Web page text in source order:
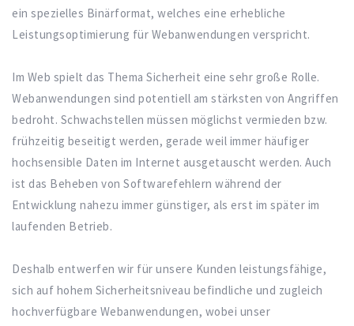
ein spezielles Binärformat, welches eine erhebliche
Leistungsoptimierung für Webanwendungen verspricht.
Im Web spielt das Thema Sicherheit eine sehr große Rolle.
Webanwendungen sind potentiell am stärksten von Angriffen
bedroht. Schwachstellen müssen möglichst vermieden bzw.
frühzeitig beseitigt werden, gerade weil immer häufiger
hochsensible Daten im Internet ausgetauscht werden. Auch
ist das Beheben von Softwarefehlern während der
Entwicklung nahezu immer günstiger, als erst im später im
laufenden Betrieb.
Deshalb entwerfen wir für unsere Kunden leistungsfähige,
sich auf hohem Sicherheitsniveau befindliche und zugleich
hochverfügbare Webanwendungen, wobei unser